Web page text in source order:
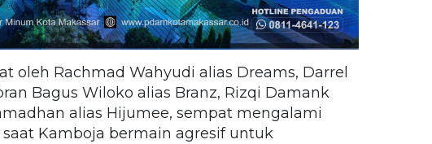
oleh Rachmad Wahyudi alias Dreams, Darrel
Bagus Wiloko alias Branz, Rizqi Damank
alias Hijumee, sempat mengalami
Kamboja bermain agresif untuk